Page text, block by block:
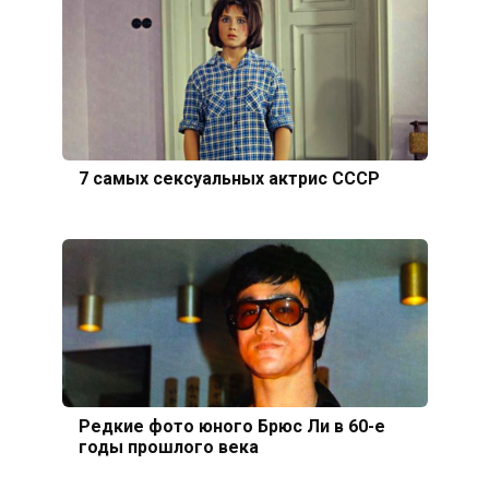
7 самых сексуальных актрис СССР
Редкие фото юного Брюс Ли в 60-е
годы прошлого века